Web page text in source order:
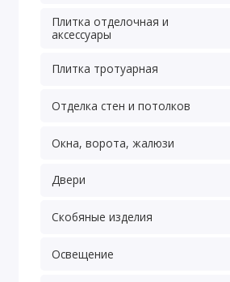
Плитка отделочная и
аксессуары
Плитка тротуарная
Отделка стен и потолков
Окна, ворота, жалюзи
Двери
Скобяные изделия
Освещение